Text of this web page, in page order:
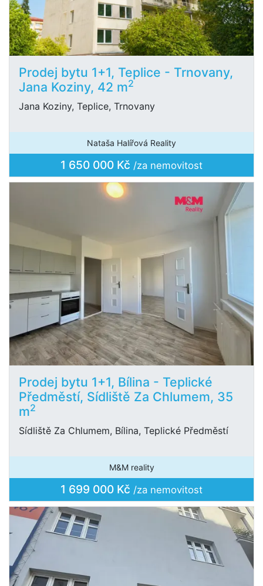
Prodej bytu 1+1, Teplice - Trnovany,
Jana Koziny, 42 m2
Jana Koziny, Teplice, Trnovany
Nataša Halířová Reality
1 650 000 Kč /za nemovitost
Prodej bytu 1+1, Bílina - Teplické
Předměstí, Sídliště Za Chlumem, 35
m2
Sídliště Za Chlumem, Bílina, Teplické Předměstí
M&M reality
1 699 000 Kč /za nemovitost